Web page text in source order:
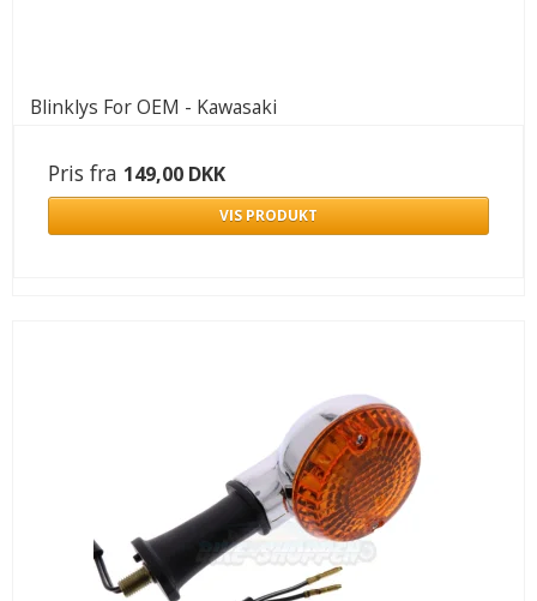
Blinklys For OEM - Kawasaki
Pris fra 149,00 DKK
VIS PRODUKT